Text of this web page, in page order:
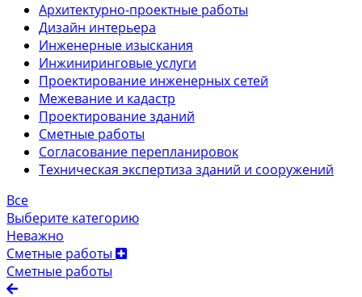
Архитектурно-проектные работы
Дизайн интерьера
Инженерные изыскания
Инжиниринговые услуги
Проектирование инженерных сетей
Межевание и кадастр
Проектирование зданий
Сметные работы
Согласование перепланировок
Техническая экспертиза зданий и сооружений
Все
Выберите категорию
Неважно
Сметные работы
Сметные работы